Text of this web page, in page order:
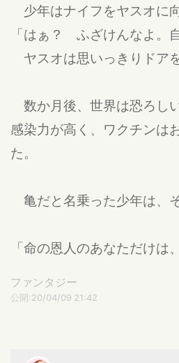
少年はナイフをヤスオに向
「はぁ？ ふざけんなよ。
ヤスオは思いっきりドア
数か月後、世界は恐ろし
感染力が高く、ワクチンは
た。
亀だと名乗った少年は、
「命の恩人のあなただけは
ファンタジー
公開:20/04/09 21:42